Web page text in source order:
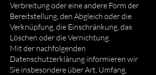
Verbreitung oder eine andere Form der
Bereitstellung, den Abgleich oder die
Verknüpfung, die Einschränkung, das
Löschen oder die Vernichtung.
Mit der nachfolgenden
Datenschutzerklärung informieren wir
Sie insbesondere über Art, Umfang,